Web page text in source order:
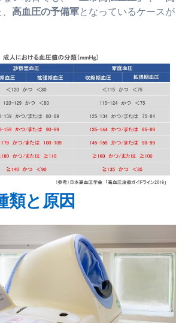
高血圧の予備軍となっているケースが
類と原因